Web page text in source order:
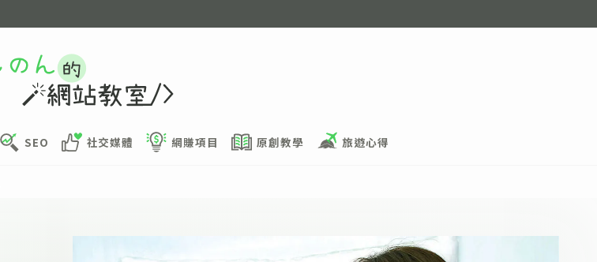
SEO 社交媒體 網賺項目 原創教學 旅遊心得